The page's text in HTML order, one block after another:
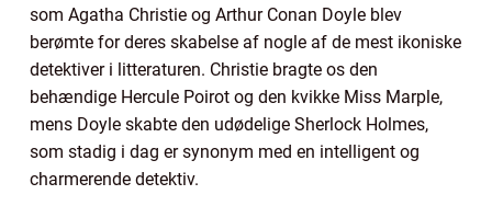
som Agatha Christie og Arthur Conan Doyle blev
berømte for deres skabelse af nogle af de mest ikoniske
detektiver i litteraturen. Christie bragte os den
behændige Hercule Poirot og den kvikke Miss Marple,
mens Doyle skabte den udødelige Sherlock Holmes,
som stadig i dag er synonym med en intelligent og
charmerende detektiv.